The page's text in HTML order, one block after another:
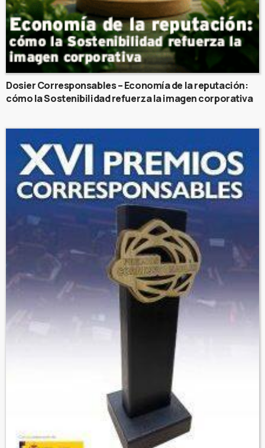
Dosier Corresponsables – Economía de la reputación:
cómo la Sostenibilidad refuerza la imagen corporativa